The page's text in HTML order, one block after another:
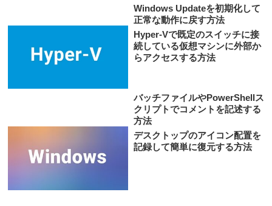
Windows Updateを初期化して
正常な動作に戻す方法
Hyper-Vで既定のスイッチに接
続している仮想マシンに外部か
らアクセスする方法
バッチファイルやPowerShellス
クリプトでコメントを記述する
方法
デスクトップのアイコン配置を
記録して簡単に復元する方法